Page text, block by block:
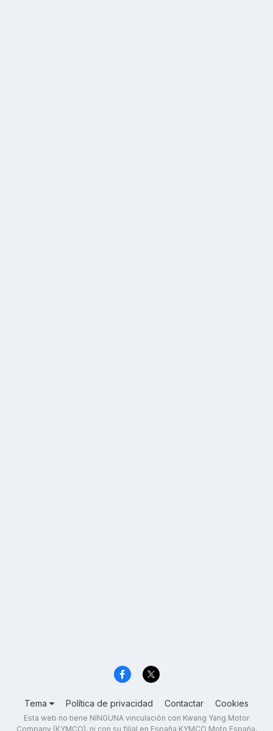
Tema Política de privacidad Contactar Cookies
Esta web no tiene NINGUNA vinculación con Kwang Yang Motor
Company (KYMCO), ni con su filial en España KYMCO Moto España,